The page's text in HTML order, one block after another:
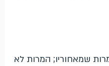
שמאחוריו; המרות לא